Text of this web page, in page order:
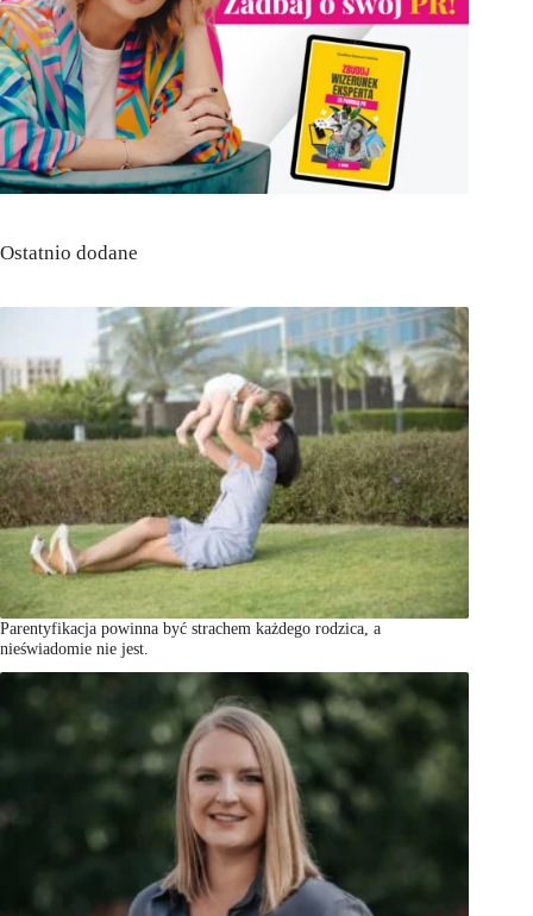
Ostatnio dodane
Parentyfikacja powinna być strachem każdego rodzica, a
nieświadomie nie jest.